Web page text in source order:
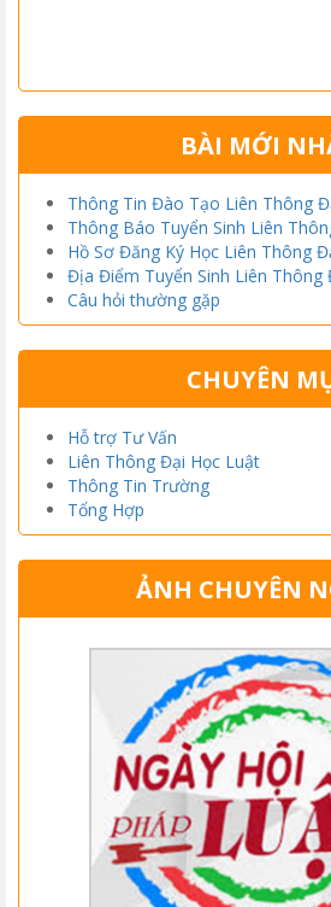
BÀI MỚI
Thông Tin Đào Tạo Liên Thông
Thông Báo Tuyển Sinh Liên
Hồ Sơ Đăng Ký Học Liên Thông
Địa Điểm Tuyển Sinh Liên Thông
Câu hỏi thường gặp
CHUYÊN
Hỗ trợ Tư Vấn
Liên Thông Đại Học Luật
Thông Tin Trường
Tổng Hợp
ẢNH CHUYÊN